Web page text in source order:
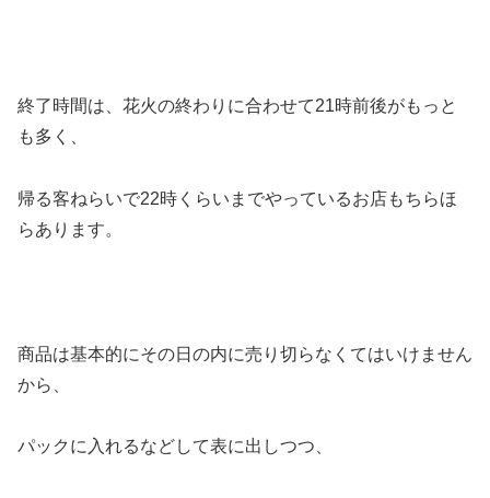
終了時間は、花火の終わりに合わせて21時前後がもっと
も多く、
帰る客ねらいで22時くらいまでやっているお店もちらほ
らあります。
商品は基本的にその日の内に売り切らなくてはいけません
から、
パックに入れるなどして表に出しつつ、